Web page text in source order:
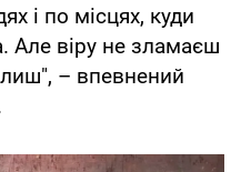
і по місцях, куди
Але віру не зламаєш
– впевнений